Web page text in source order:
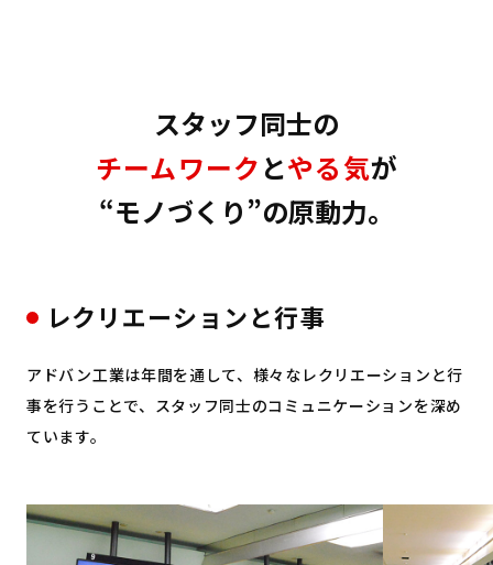
スタッフ同士の
チームワーク とやる気が
“モノづくり”の原動力。
レクリエーションと行事
アドバン工業は年間を通して、様々なレクリエーションと行
事を行うことで、スタッフ同士のコミュニケーションを深め
ています。